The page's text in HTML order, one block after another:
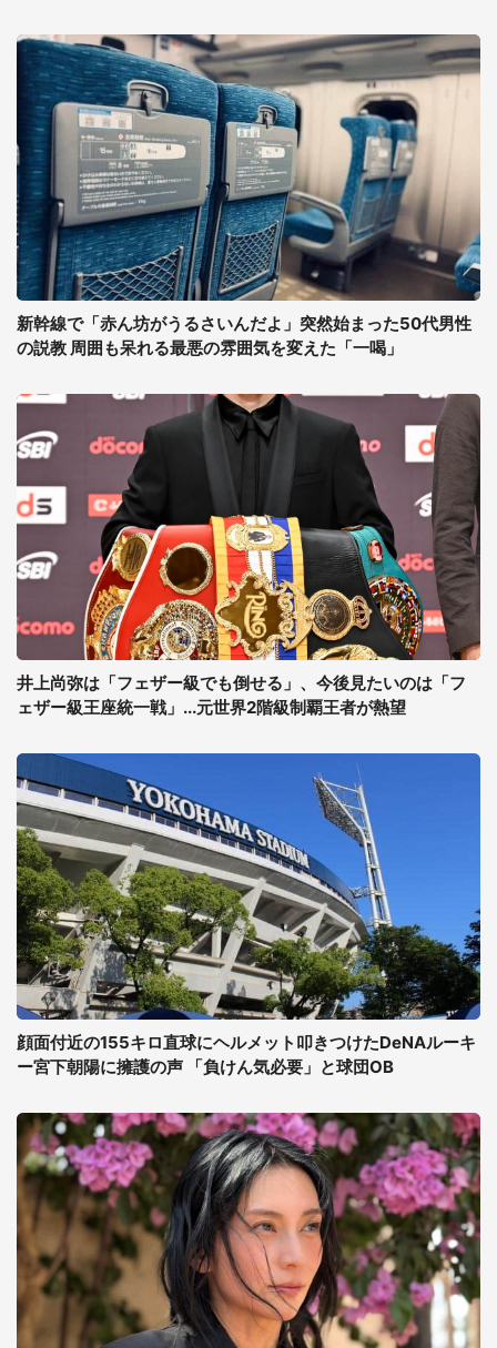
新幹線で「赤ん坊がうるさいんだよ」突然始まった50代男性
の説教 周囲も呆れる最悪の雰囲気を変えた「一喝」
井上尚弥は「フェザー級でも倒せる」、今後見たいのは「フ
ェザー級王座統一戦」...元世界2階級制覇王者が熱望
顔面付近の155キロ直球にヘルメット叩きつけたDeNAルーキ
ー宮下朝陽に擁護の声 「負けん気必要」と球団OB